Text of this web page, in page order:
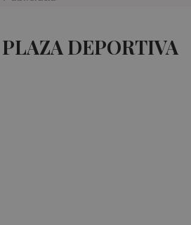
DEPORTIVA